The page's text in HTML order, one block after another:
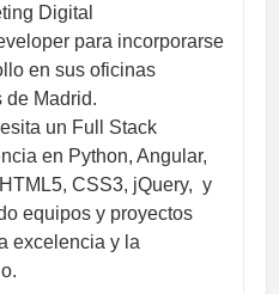
Digital
para incorporarse
en sus oficinas
de Madrid.
un Full Stack
en Python, Angular,
CSS3, jQuery, y
equipos y proyectos
excelencia y la